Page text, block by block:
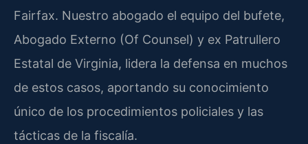
Fairfax. Nuestro abogado el equipo del bufete,
Abogado Externo (Of Counsel) y ex Patrullero
Estatal de Virginia, lidera la defensa en muchos
de estos casos, aportando su conocimiento
único de los procedimientos policiales y las
tácticas de la fiscalía.